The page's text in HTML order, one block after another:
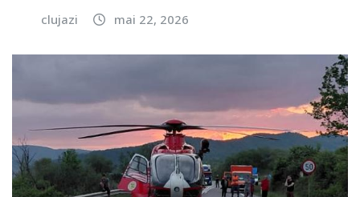
clujazi mai 22, 2026